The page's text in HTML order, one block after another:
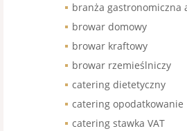
branża gastronomiczna
browar domowy
browar kraftowy
browar rzemieślniczy
catering dietetyczny
catering opodatkowanie
catering stawka VAT